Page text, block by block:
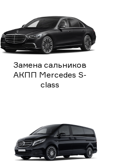
Замена сальников
АКПП Mercedes S-
class